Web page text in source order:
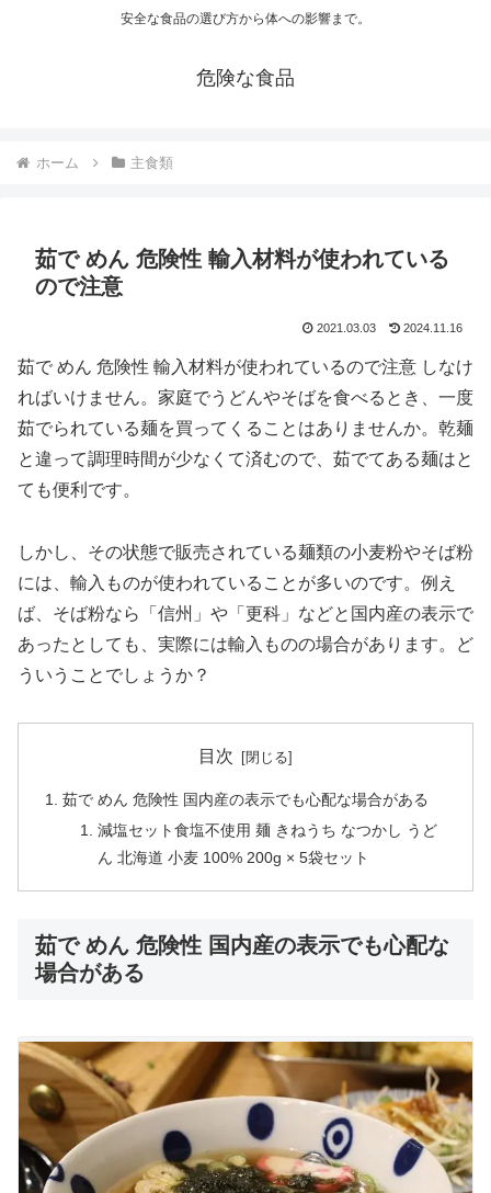
安全な食品の選び方から体への影響まで。
危険な食品
ホーム 主食類
茹で めん 危険性 輸入材料が使われている
ので注意
2021.03.03 2024.11.16
茹で めん 危険性 輸入材料が使われているので注意 しなけ
ればいけません。家庭でうどんやそばを食べるとき、一度
茹でられている麺を買ってくることはありませんか。乾麺
と違って調理時間が少なくて済むので、茹でてある麺はと
ても便利です。
しかし、その状態で販売されている麺類の小麦粉やそば粉
には、輸入ものが使われていることが多いのです。例え
ば、そば粉なら「信州」や「更科」などと国内産の表示で
あったとしても、実際には輸入ものの場合があります。ど
ういうことでしょうか？
目次
茹で めん 危険性 国内産の表示でも心配な場合がある
減塩セット食塩不使用 麺 きねうち なつかし うど
ん 北海道 小麦 100% 200g × 5袋セット
茹で めん 危険性 国内産の表示でも心配な
場合がある